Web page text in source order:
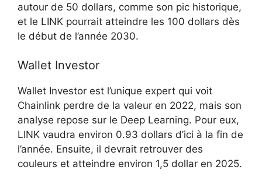
autour de 50 dollars, comme son pic historique,
et le LINK pourrait atteindre les 100 dollars dès
le début de l’année 2030.
Wallet Investor
Wallet Investor est l’unique expert qui voit
Chainlink perdre de la valeur en 2022, mais son
analyse repose sur le Deep Learning. Pour eux,
LINK vaudra environ 0.93 dollars d’ici à la fin de
l’année. Ensuite, il devrait retrouver des
couleurs et atteindre environ 1,5 dollar en 2025.